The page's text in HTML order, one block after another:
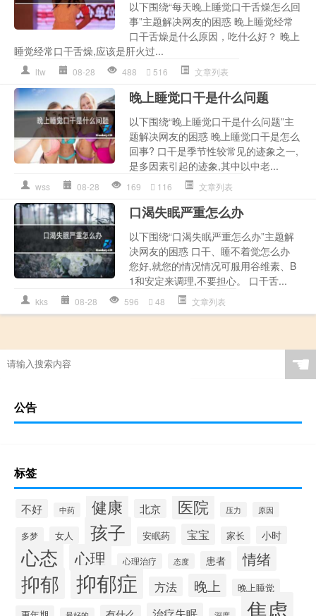
以下围绕“每天晚上睡觉口干舌燥怎么回
事”主题解决网友的困惑 晚上睡觉经常
口干舌燥是什么原因，吃什么好？ 晚上
睡觉经常口干舌燥,应该是肝火过...
ltw 08-28 488 516 文章列表
晚上睡觉口干是什么问题
以下围绕“晚上睡觉口干是什么问题”主
题解决网友的困惑 晚上睡觉口干是怎么
回事? 口干是季节性较常见的迹象之一,
是多因素引起的迹象,其中以中老...
wss 08-28 169 116 文章列表
口渴失眠严重怎么办
以下围绕“口渴失眠严重怎么办”主题解
决网友的困惑 口干、睡不着觉怎么办
您好,就您的情况情况可服用谷维素、B
1和安定来调理,不要担心。 口干舌...
kks 08-28 596 48 文章列表
☚
公告
标签
不好 中药 健康 北京 医院 压力 原因
多梦 女人 孩子 安眠药 宝宝 家长 小时
心态 心理 心理治疗 态度 患者 情绪
抑郁 抑郁症 方法 晚上
晚上睡觉
焦虑